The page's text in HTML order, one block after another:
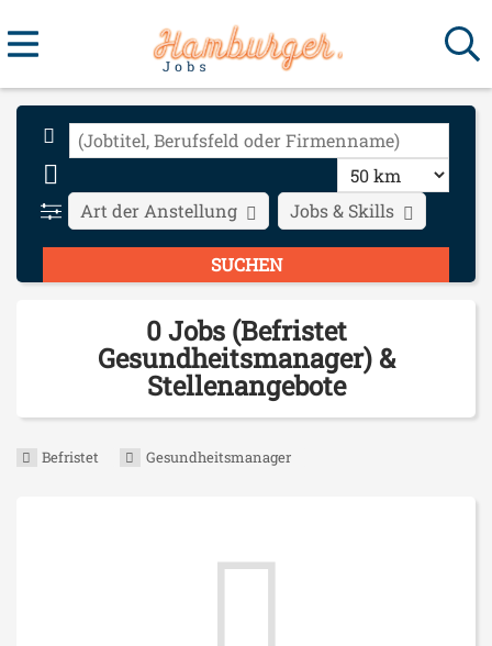
Art der Anstellung Jobs & Skills
0 Jobs (Befristet
Gesundheitsmanager) &
Stellenangebote
Befristet Gesundheitsmanager